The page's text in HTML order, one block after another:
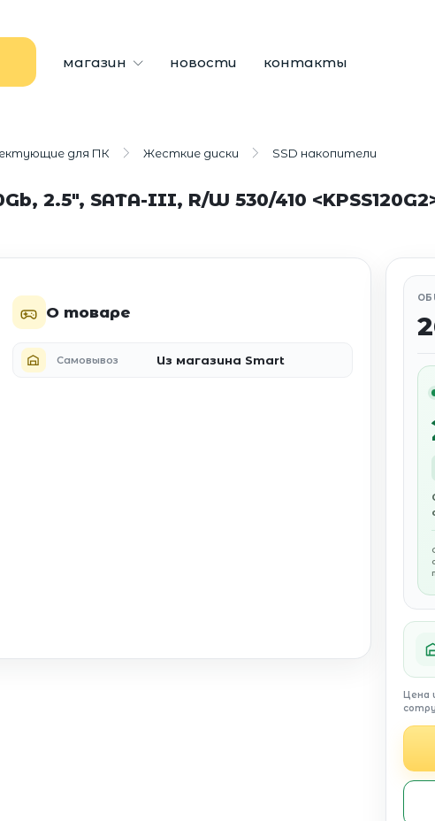
магазин новости контакты
для ПК Жесткие диски SSD накопители
2.5", SATA-III, R/W 530/410
О товаре
Самовывоз Из магазина Smart
Цена